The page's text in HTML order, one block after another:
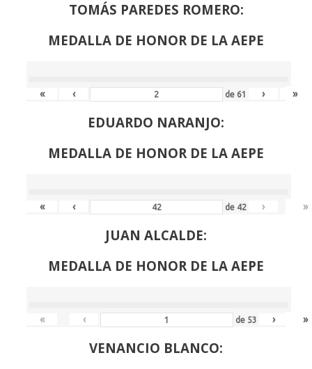
TOMÁS PAREDES ROMERO:
MEDALLA DE HONOR DE LA AEPE
« ‹ de 61 › »
EDUARDO NARANJO:
MEDALLA DE HONOR DE LA AEPE
« ‹ de 42 › »
JUAN ALCALDE:
MEDALLA DE HONOR DE LA AEPE
« ‹ de 53 › »
VENANCIO BLANCO: